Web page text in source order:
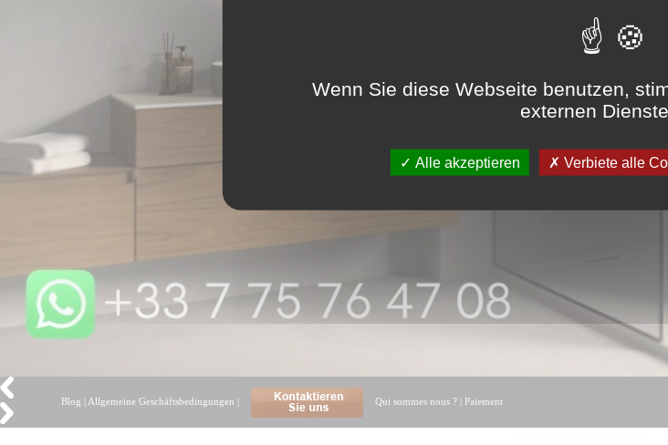
Blog | Allgemeine Geschäftsbedingungen | Qui sommes nous ? | Paiement
Wenn Sie diese Webseite benutzen,
externen
Alle akzeptieren Verbiete alle